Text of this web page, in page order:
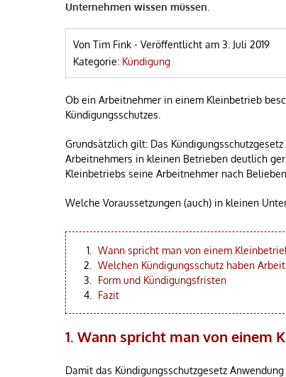
Unternehmen wissen müssen.
Von Tim Fink - Veröffentlicht am 3. Juli 2019
Kategorie: Kündigung
Ob ein Arbeitnehmer in einem Kleinbetrieb
Kündigungsschutzes.
Grundsätzlich gilt: Das
Arbeitnehmers in kleinen Betrieben deutlich
Kleinbetriebs seine Arbeitnehmer nach
Welche Voraussetzungen (auch) in kleinen
Wann spricht man von einem
Welchen Kündigungsschutz haben
Form und Kündigungsfristen
Fazit
1. Wann spricht man von einem
Damit das Kündigungsschutzgesetz